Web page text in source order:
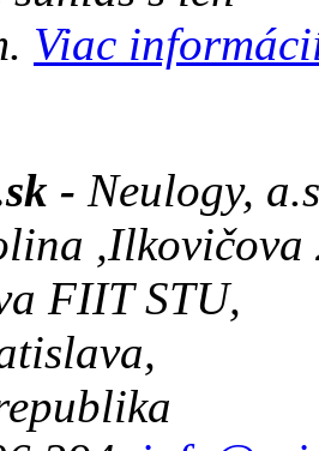
Viac
- Neulogy,
,Ilkovičova
FIIT STU,